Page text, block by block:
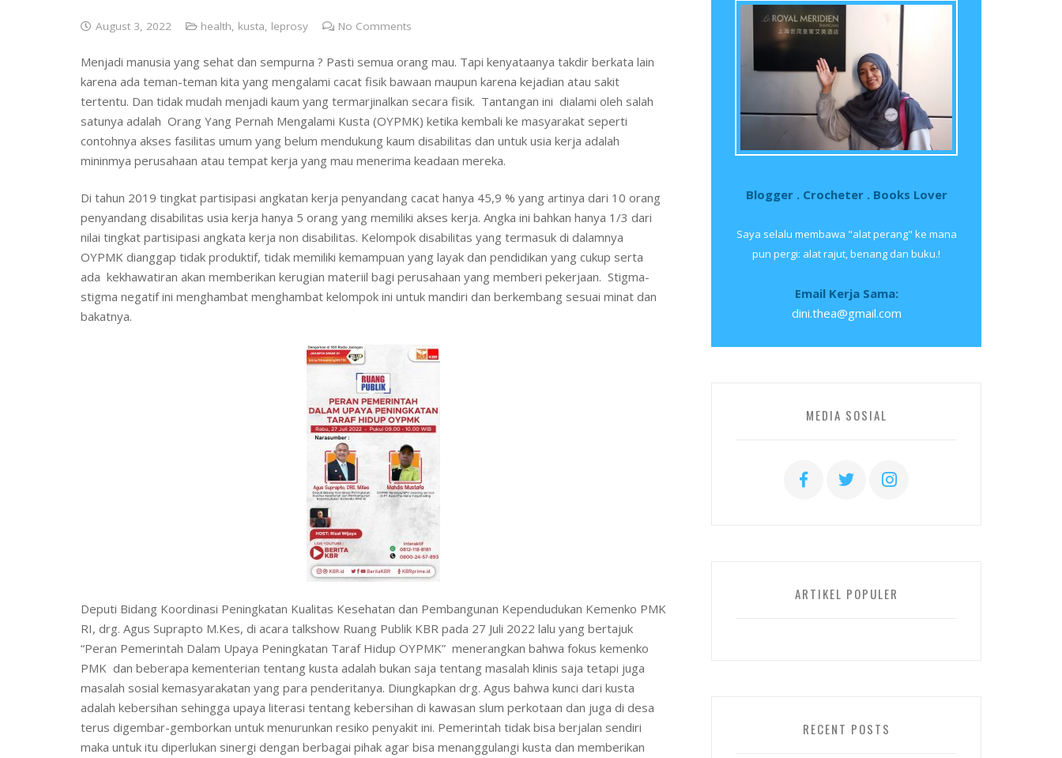
August 3, 2022 health kusta leprosy No Comments
Menjadi manusia yang sehat dan sempurna ? Pasti semua orang mau. Tapi kenyataanya takdir berkata lain
karena ada teman-teman kita yang mengalami cacat fisik bawaan maupun karena kejadian atau sakit
tertentu. Dan tidak mudah menjadi kaum yang termarjinalkan secara fisik. Tantangan ini dialami oleh salah
satunya adalah Orang Yang Pernah Mengalami Kusta (OYPMK) ketika kembali ke masyarakat seperti
contohnya akses fasilitas umum yang belum mendukung kaum disabilitas dan untuk usia kerja adalah
mininmya perusahaan atau tempat kerja yang mau menerima keadaan mereka.
Di tahun 2019 tingkat partisipasi angkatan kerja penyandang cacat hanya 45,9 % yang artinya dari 10 orang
penyandang disabilitas usia kerja hanya 5 orang yang memiliki akses kerja. Angka ini bahkan hanya 1/3 dari
nilai tingkat partisipasi angkata kerja non disabilitas. Kelompok disabilitas yang termasuk di dalamnya
OYPMK dianggap tidak produktif, tidak memiliki kemampuan yang layak dan pendidikan yang cukup serta
ada kekhawatiran akan memberikan kerugian materiil bagi perusahaan yang memberi pekerjaan. Stigma-
stigma negatif ini menghambat menghambat kelompok ini untuk mandiri dan berkembang sesuai minat dan
bakatnya.
Deputi Bidang Koordinasi Peningkatan Kualitas Kesehatan dan Pembangunan Kependudukan Kemenko PMK
RI, drg. Agus Suprapto M.Kes, di acara talkshow Ruang Publik KBR pada 27 Juli 2022 lalu yang bertajuk
“Peran Pemerintah Dalam Upaya Peningkatan Taraf Hidup OYPMK” menerangkan bahwa fokus kemenko
PMK dan beberapa kementerian tentang kusta adalah bukan saja tentang masalah klinis saja tetapi juga
masalah sosial kemasyarakatan yang para penderitanya. Diungkapkan drg. Agus bahwa kunci dari kusta
adalah kebersihan sehingga upaya literasi tentang kebersihan di kawasan slum perkotaan dan juga di desa
terus digembar-gemborkan untuk menurunkan resiko penyakit ini. Pemerintah tidak bisa berjalan sendiri
maka untuk itu diperlukan sinergi dengan berbagai pihak agar bisa menanggulangi kusta dan memberikan
Blogger . Crocheter . Books Lover
Saya selalu membawa "alat perang" ke mana
pun pergi: alat rajut, benang dan buku.!
Email Kerja Sama:
dini.thea@gmail.com
MEDIA SOSIAL
ARTIKEL POPULER
RECENT POSTS